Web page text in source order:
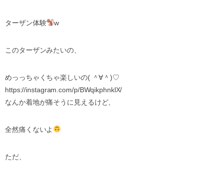
ターザン体験 w
このターザンみたいの、
めっっちゃくちゃ楽しいの( ＾∀＾)♡
https://instagram.com/p/BWqikphnklX/
なんか着地が痛そうに見えるけど、
全然痛くないよ
ただ、